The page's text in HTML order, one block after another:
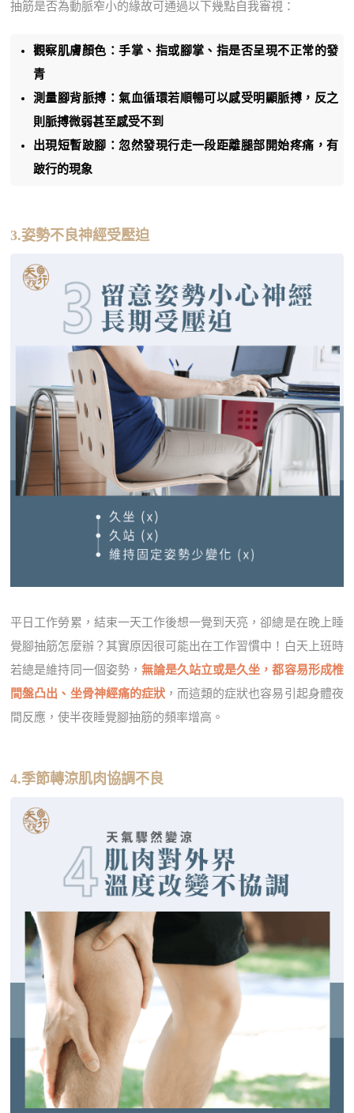
抽筋是否為動脈窄小的緣故可通過以下幾點自我審視：
觀察肌膚顏色：手掌、指或腳掌、指是否呈現不正常的發
青
測量腳背脈搏：氣血循環若順暢可以感受明顯脈搏，反之
則脈搏微弱甚至感受不到
出現短暫跛腳：忽然發現行走一段距離腿部開始疼痛，有
跛行的現象
3.姿勢不良神經受壓迫
平日工作勞累，結束一天工作後想一覺到天亮，卻總是在晚上睡
覺腳抽筋怎麼辦？其實原因很可能出在工作習慣中！白天上班時
若總是維持同一個姿勢， 無論是久站立或是久坐，都容易形成椎
間盤凸出、坐骨神經痛的症狀，而這類的症狀也容易引起身體夜
間反應，使半夜睡覺腳抽筋的頻率增高。
4.季節轉涼肌肉協調不良